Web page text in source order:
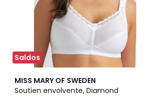
Saldos
MISS MARY OF SWEDEN
Soutien envolvente, Diamond
4,3
/ 5
3
Cores